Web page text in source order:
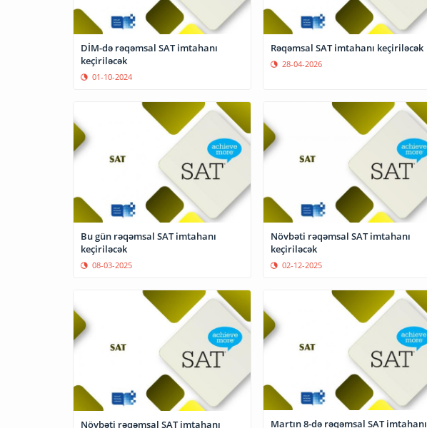
DİM-də rəqəmsal SAT imtahanı
keçiriləcək
01-10-2024
Rəqəmsal SAT imtahanı keçiriləcək
28-04-2026
Bu gün rəqəmsal SAT imtahanı
keçiriləcək
08-03-2025
Növbəti rəqəmsal SAT imtahanı
keçiriləcək
02-12-2025
Növbəti rəqəmsal SAT imtahanı Martın 8-də rəqəmsal SAT imtahanı